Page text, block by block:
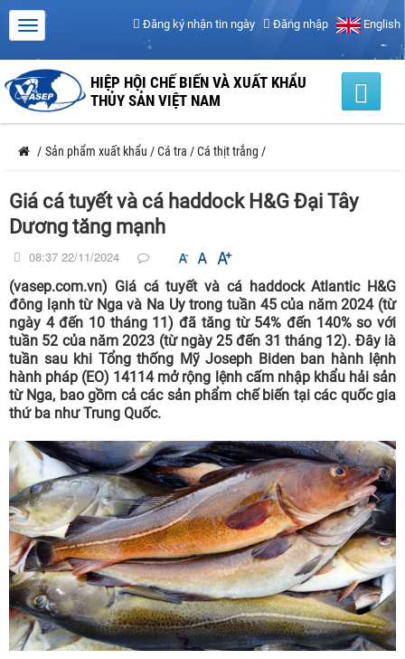
Đăng ký nhận tin ngày Đăng nhập English
HIỆP HỘI CHẾ BIẾN VÀ XUẤT KHẨU
THỦY SẢN VIỆT NAM
/ Sản phẩm xuất khẩu /Cá tra /Cá thịt trắng /
Giá cá tuyết và cá haddock H&G Đại Tây
Dương tăng mạnh
08:37 22/11/2024
(vasep.com.vn) Giá cá tuyết và cá haddock Atlantic H&G
đông lạnh từ Nga và Na Uy trong tuần 45 của năm 2024 (từ
ngày 4 đến 10 tháng 11) đã tăng từ 54% đến 140% so với
tuần 52 của năm 2023 (từ ngày 25 đến 31 tháng 12). Đây là
tuần sau khi Tổng thống Mỹ Joseph Biden ban hành lệnh
hành pháp (EO) 14114 mở rộng lệnh cấm nhập khẩu hải sản
từ Nga, bao gồm cả các sản phẩm chế biến tại các quốc gia
thứ ba như Trung Quốc.